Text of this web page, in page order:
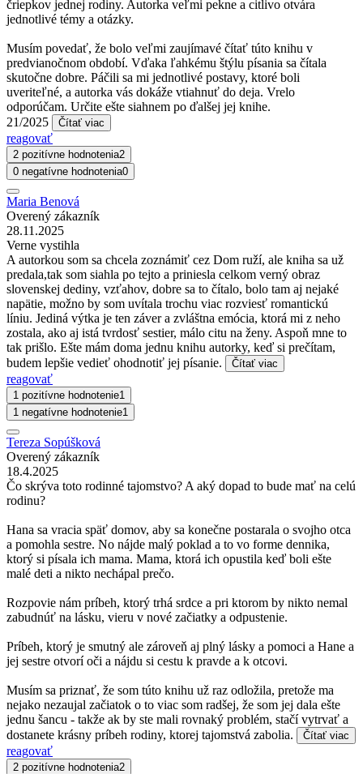
čriepkov jednej rodiny. Autorka veľmi pekne a citlivo otvára
jednotlivé témy a otázky.
Musím povedať, že bolo veľmi zaujímavé čítať túto knihu v
predvianočnom období. Vďaka ľahkému štýlu písania sa čítala
skutočne dobre. Páčili sa mi jednotlivé postavy, ktoré boli
uveriteľné, a autorka vás dokáže vtiahnuť do deja. Vrelo
odporúčam. Určite ešte siahnem po ďalšej jej knihe.
21/2025
Čítať viac
reagovať
2 pozitívne hodnotenia2
0 negatívne hodnotenia0
Maria Benová
Overený zákazník
28.11.2025
Verne vystihla
A autorkou som sa chcela zoznámiť cez Dom ruží, ale kniha sa už
predala,tak som siahla po tejto a priniesla celkom verný obraz
slovenskej dediny, vzťahov, dobre sa to čítalo, bolo tam aj nejaké
napätie, možno by som uvítala trochu viac rozviesť romantickú
líniu. Jediná výtka je ten záver a zvláštna emócia, ktorá mi z neho
zostala, ako aj istá tvrdosť sestier, málo citu na ženy. Aspoň mne to
tak prišlo. Ešte mám doma jednu knihu autorky, keď si prečítam,
budem lepšie vedieť ohodnotiť jej písanie.
Čítať viac
reagovať
1 pozitívne hodnotenie1
1 negatívne hodnotenie1
Tereza Sopúšková
Overený zákazník
18.4.2025
Čo skrýva toto rodinné tajomstvo? A aký dopad to bude mať na celú
rodinu?
Hana sa vracia späť domov, aby sa konečne postarala o svojho otca
a pomohla sestre. No nájde malý poklad a to vo forme dennika,
ktorý si písala ich mama. Mama, ktorá ich opustila keď boli ešte
malé deti a nikto nechápal prečo.
Rozpovie nám príbeh, ktorý trhá srdce a pri ktorom by nikto nemal
zabudnúť na lásku, vieru v nové začiatky a odpustenie.
Príbeh, ktorý je smutný ale zároveň aj plný lásky a pomoci a Hane a
jej sestre otvorí oči a nájdu si cestu k pravde a k otcovi.
Musím sa priznať, že som túto knihu už raz odložila, pretože ma
nejako nezaujal začiatok o to viac som radšej, že som jej dala ešte
jednu šancu - takže ak by ste mali rovnaký problém, stačí vytrvať a
dostanete krásny príbeh rodiny, ktorej tajomstvá zabolia.
Čítať viac
reagovať
2 pozitívne hodnotenia2